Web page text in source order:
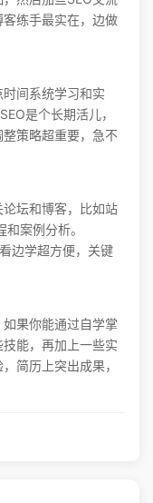
练手最实在，边做
间系统学习和实
是个长期活儿，
策略超重要，急不
论坛和博客，比如站
案例分析。
边学超方便，关键
果你能通过自学掌
能，再加上一些实
简历上突出成果，